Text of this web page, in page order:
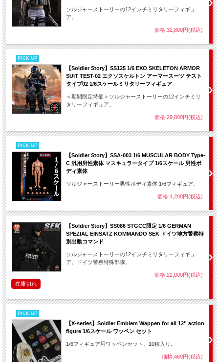
ソルジャーストーリーの12インチミリタリーフィギュ
ア。
価格:32,800円(税込)
PICK UP
【Soldier Story】SS125 1/6 EXO SKELETON ARMOR
SUIT TEST-02 エクソスケルトン アーマースーツ テスト
タイプ02 1/6スケールミリタリーフィギュア
＜期間限定特価＞ソルジャーストーリーの12インチミリ
タリーフィギュア。
価格:29,800円(税込)
PICK UP
【Soldier Story】SSA-003 1/6 MUSCULAR BODY Type-
C 汎用男性素体 マスキュラータイプ 1/6スケール 男性ボ
ディ素体
ソルジャーストーリー男性ボディ素体 1/6フィギュア。
価格:4,200円(税込)
【Soldier Story】SS086 STGCC限定 1/6 GERMAN
SPEZIAL EINSATZ KOMMANDO SEK ドイツ地方警察特
別出動コマンド
ソルジャーストーリーの12インチミリタリーフィギュ
ア。ドイツ警察特殊部隊。
価格:22,000円(税込)
在庫切れ
PICK UP
【X-series】Soldier Emblem Wappen for all 12'' action
figure 1/6スケール ワッペン セット
1/6フィギュア用ワッペンセット。10種入り。
価格:469円(税込)